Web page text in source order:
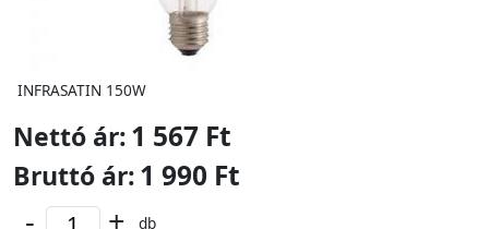
INFRASATIN 150W
Nettó ár:1 567 Ft
Bruttó ár:1 990 Ft
- + db